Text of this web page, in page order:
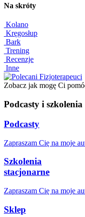
Na skróty
Kolano
Kręgosłup
Bark
Trening
Recenzje
Inne
Zobacz jak mogę Ci
Podcasty i szkolenia
Podcasty
Zapraszam Cię na moje
Szkolenia
stacjonarne
Zapraszam Cię na moje
Sklep